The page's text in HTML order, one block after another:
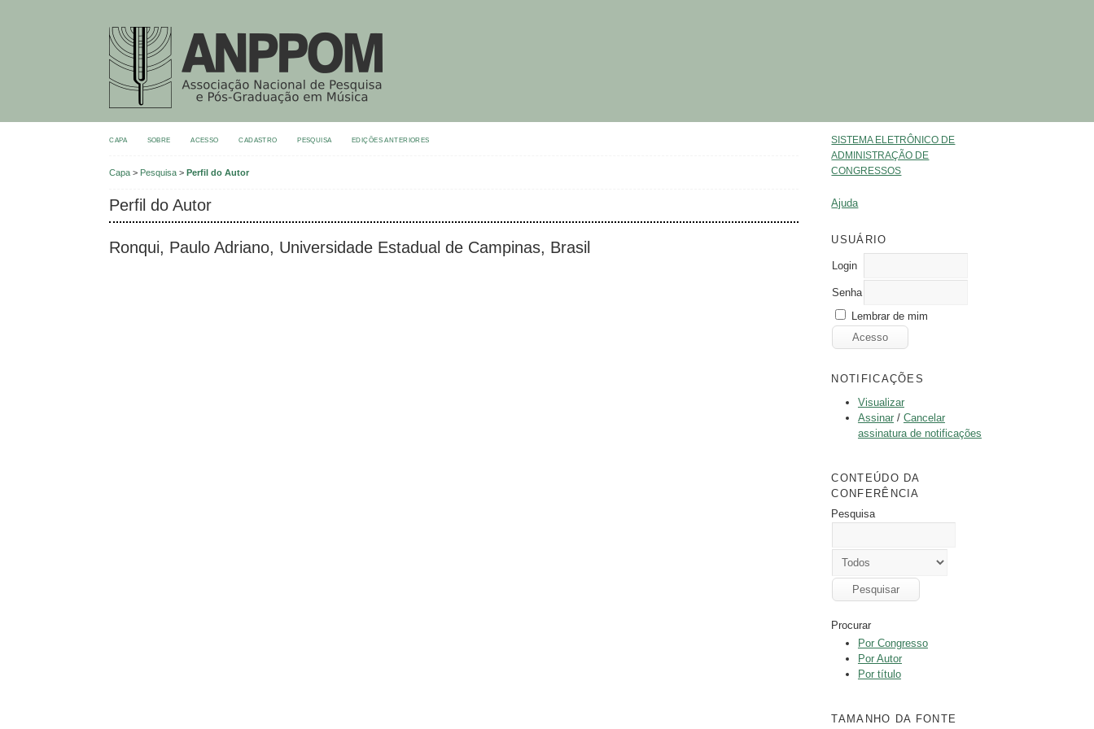
SISTEMA ELETRÔNICO DE
ADMINISTRAÇÃO DE
CONGRESSOS
Ajuda
USUÁRIO
Login
Senha
Lembrar de mim
NOTIFICAÇÕES
Visualizar
Assinar/ Cancelar
assinatura de notificações
CONTEÚDO DA
CONFERÊNCIA
Pesquisa
Procurar
Por Congresso
Por Autor
Por título
TAMANHO DA FONTE
CAPA SOBRE ACESSO CADASTRO PESQUISA EDIÇÕES ANTERIORES
Capa > Pesquisa >Perfil do Autor
Perfil do Autor
Ronqui, Paulo Adriano, Universidade Estadual de Campinas, Brasil